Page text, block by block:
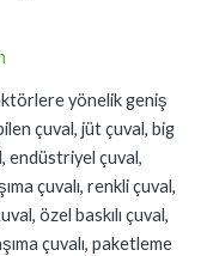
yönelik geniş
çuval, jüt çuval, big
endüstriyel çuval,
çuvalı, renkli çuval,
özel baskılı çuval,
çuvalı, paketleme